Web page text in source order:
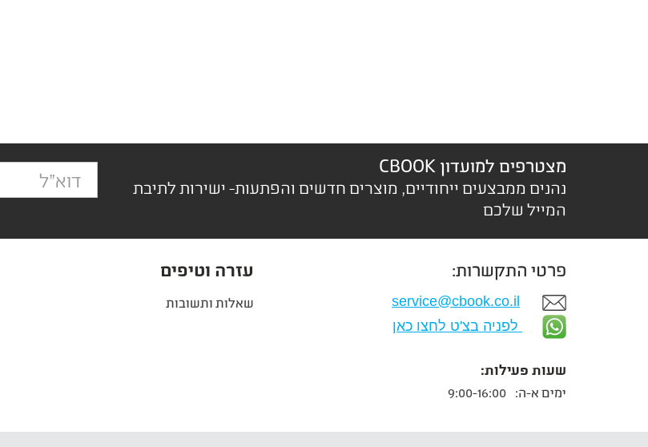
מצטרפים למועדון CBOOK
נהנים ממבצעים ייחודיים, מוצרים חדשים והפתעות- ישירות לתיבת
המייל שלכם
פרטי התקשרות:
service@cbook.co.il
לפניה בצ'ט לחצו כאן
שעות פעילות:
ימים א-ה:
עזרה וטיפים
שאלות ותשובות